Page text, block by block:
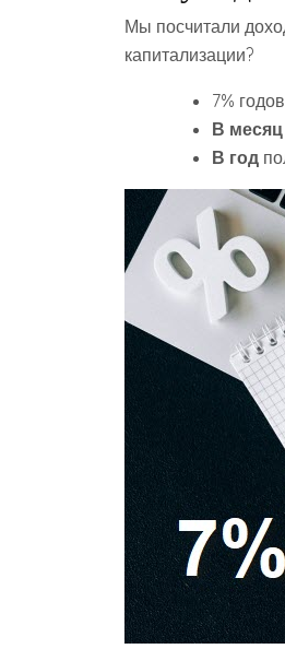
Мы посчитали
капитализации?
7%
В месяц
В год